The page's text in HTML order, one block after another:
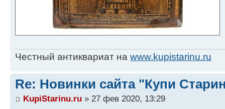
Честный антиквариат на www.kupistarinu.ru
Re: Новинки сайта "Купи
KupiStarinu.ru » 27 фев 2020, 13:29